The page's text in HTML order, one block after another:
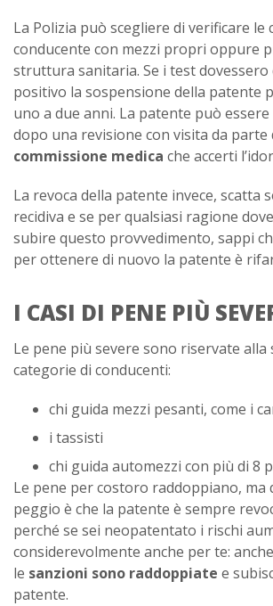
La Polizia può scegliere di verificare le
conducente con mezzi propri oppure
struttura sanitaria. Se i test dovessero
positivo la sospensione della patente
uno a due anni. La patente può
dopo una revisione con visita da parte
commissione medica che accerti
La revoca della patente invece, scatta
recidiva e se per qualsiasi ragione
subire questo provvedimento, sappi
per ottenere di nuovo la patente è
I CASI DI PENE PIÙ
Le pene più severe sono riservate alla
categorie di conducenti:
chi guida mezzi pesanti, come i
i tassisti
chi guida automezzi con più di 8
Le pene per costoro raddoppiano, ma
peggio è che la patente è sempre
perché se sei neopatentato i rischi
considerevolmente anche per te:
le sanzioni sono raddoppiate e
patente.